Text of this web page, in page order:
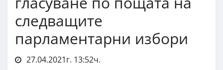
следващите
парламентарни избори
27.04.2021г. 13:52ч.